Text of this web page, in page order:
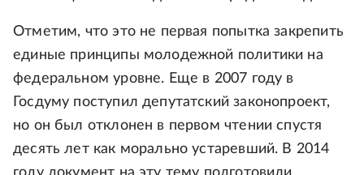
Отметим, что это не первая попытка закрепить
единые принципы молодежной политики на
федеральном уровне. Еще в 2007 году в
Госдуму поступил депутатский законопроект,
но он был отклонен в первом чтении спустя
десять лет как морально устаревший. В 2014